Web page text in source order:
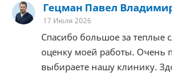
Гецман Павел
17 Июля 2026
Спасибо большое за теплые
оценку моей работы. Очень
выбираете нашу клинику.